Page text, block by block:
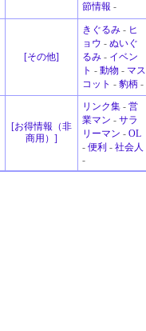
節情報 -
[その他]
きぐるみ - ヒ
ョウ -ぬいぐ
るみ - イベン
ト -動物 - マス
コット -豹柄 -
[お得情報（非
商用）]
リンク集 -営
業マン -サラ
リーマン -OL
-便利 -社会人
-